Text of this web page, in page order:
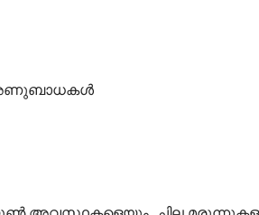
അണുബാധകൾ